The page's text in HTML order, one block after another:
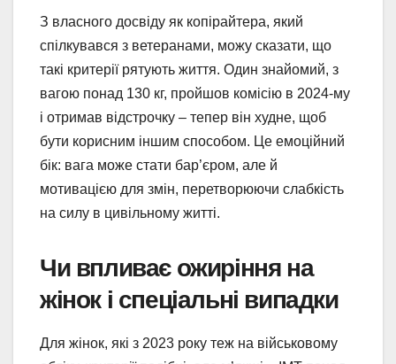
З власного досвіду як копірайтера, який
спілкувався з ветеранами, можу сказати, що
такі критерії рятують життя. Один знайомий, з
вагою понад 130 кг, пройшов комісію в 2024-му
і отримав відстрочку – тепер він худне, щоб
бути корисним іншим способом. Це емоційний
бік: вага може стати бар’єром, але й
мотивацією для змін, перетворюючи слабкість
на силу в цивільному житті.
Чи впливає ожиріння на
жінок і спеціальні випадки
Для жінок, які з 2023 року теж на військовому